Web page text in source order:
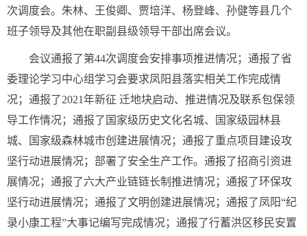
次调度会。朱林、王俊卿、贾培洋、杨登峰、孙健等县几个
班子领导及其他在职副县级领导干部出席会议。
会议通报了第44次调度会安排事项推进情况；通报了省
委理论学习中心组学习会要求凤阳县落实相关工作完成情
况；通报了2021年新征 迁地块启动、推进情况及联系包保领
导工作情况；通报了国家级历史文化名城、国家级园林县
城、国家级森林城市创建进展情况；通报了重点项目建设攻
坚行动进展情况；部署了安全生产工作。通报了招商引资进
展情况；通报了六大产业链链长制推进情况；通报了环保攻
坚行动进展情况；通报了文明创建进展情况；通报了凤阳“纪
录小康工程”大事记编写完成情况；通报了行蓄洪区移民安置